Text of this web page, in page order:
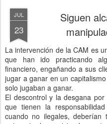
JUL
23
Siguen
La intervención de la CAM es
que han ido practicando
financiero, engañando a sus
jugar a ganar en un
solo jugaban a ganar.
El descontrol y la desgana
que tienen la
cuando no ilegales,